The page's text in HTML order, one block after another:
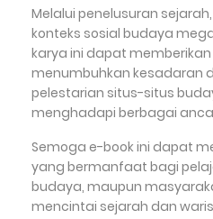
Melalui penelusuran
konteks sosial budaya
karya ini dapat
menumbuhkan kesadaran
pelestarian situs-situs
menghadapi berbagai
Semoga e-book ini dapat
yang bermanfaat bagi
budaya, maupun
mencintai sejarah dan